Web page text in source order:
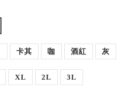
卡其 咖 酒紅 灰
XL 2L 3L